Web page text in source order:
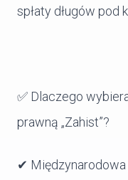
spłaty długów pod
✅ Dlaczego
prawną „Zahist”?
✔